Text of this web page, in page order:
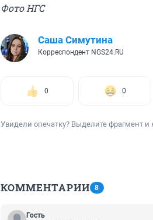
Фото НГС
Саша Симутина
Корреспондент NGS24.RU
0 0
Увидели опечатку? Выделите фрагмент и
КОММЕНТАРИИ 8
Гость